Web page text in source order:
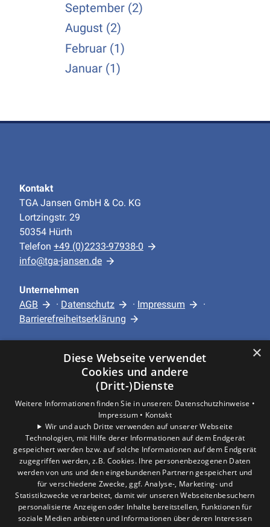
September (2)
August (2)
Februar (1)
Januar (1)
Kontakt
TGA Jansen GmbH & Co. KG
Lortzingstr. 29
50354 Hürth
Telefon +49 (0)2233-97938-0
info@tga-jansen.de
Unternehmen
AGB
· Datenschutz · Impressum
·
Barrierefreiheitserklärung
Leistungen
Standort
Hürth
×
Diese Webseite verwendet
Cookies und andere
(Dritt-)Dienste
Weitere Informationen finden Sie in unseren: Datenschutzhinweise •
Impressum • Kontakt
Wir und auch Dritte verwenden auf unserer Webseite
Technologien, mit Hilfe derer Informationen auf dem Endgerät
gespeichert werden bzw. auf solche Informationen auf dem Endgerät
zugegriffen werden, z.B. Cookies. Ihre personenbezogenen Daten
werden von uns und den eingebundenen Partnern gespeichert und
für verschiedene Zwecke, ggf. Analyse-, Marketing- und
Statistikzwecke verarbeitet, damit wir unseren Webseitenbesuchern
personalisierte Anzeigen oder Inhalte bereitstellen, Funktionen für
soziale Medien anbieten und Informationen über deren Interessen